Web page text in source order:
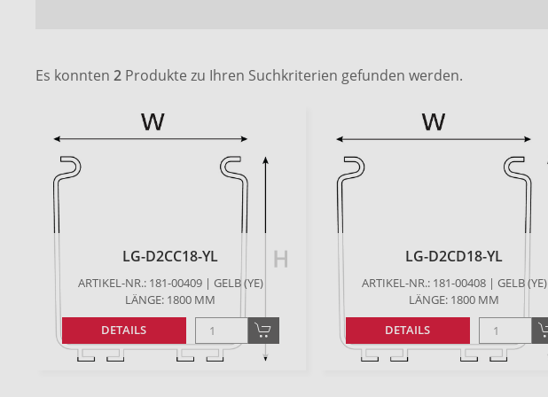
Es konnten 2 Produkte zu Ihren Suchkriterien gefunden werden.
LG-D2CC18-YL
ARTIKEL-NR.: 181-00409 | GELB (YE)
LÄNGE: 1800 MM
DETAILS
LG-D2CD18-YL
ARTIKEL-NR.: 181-00408 | GELB (YE)
LÄNGE: 1800 MM
DETAILS